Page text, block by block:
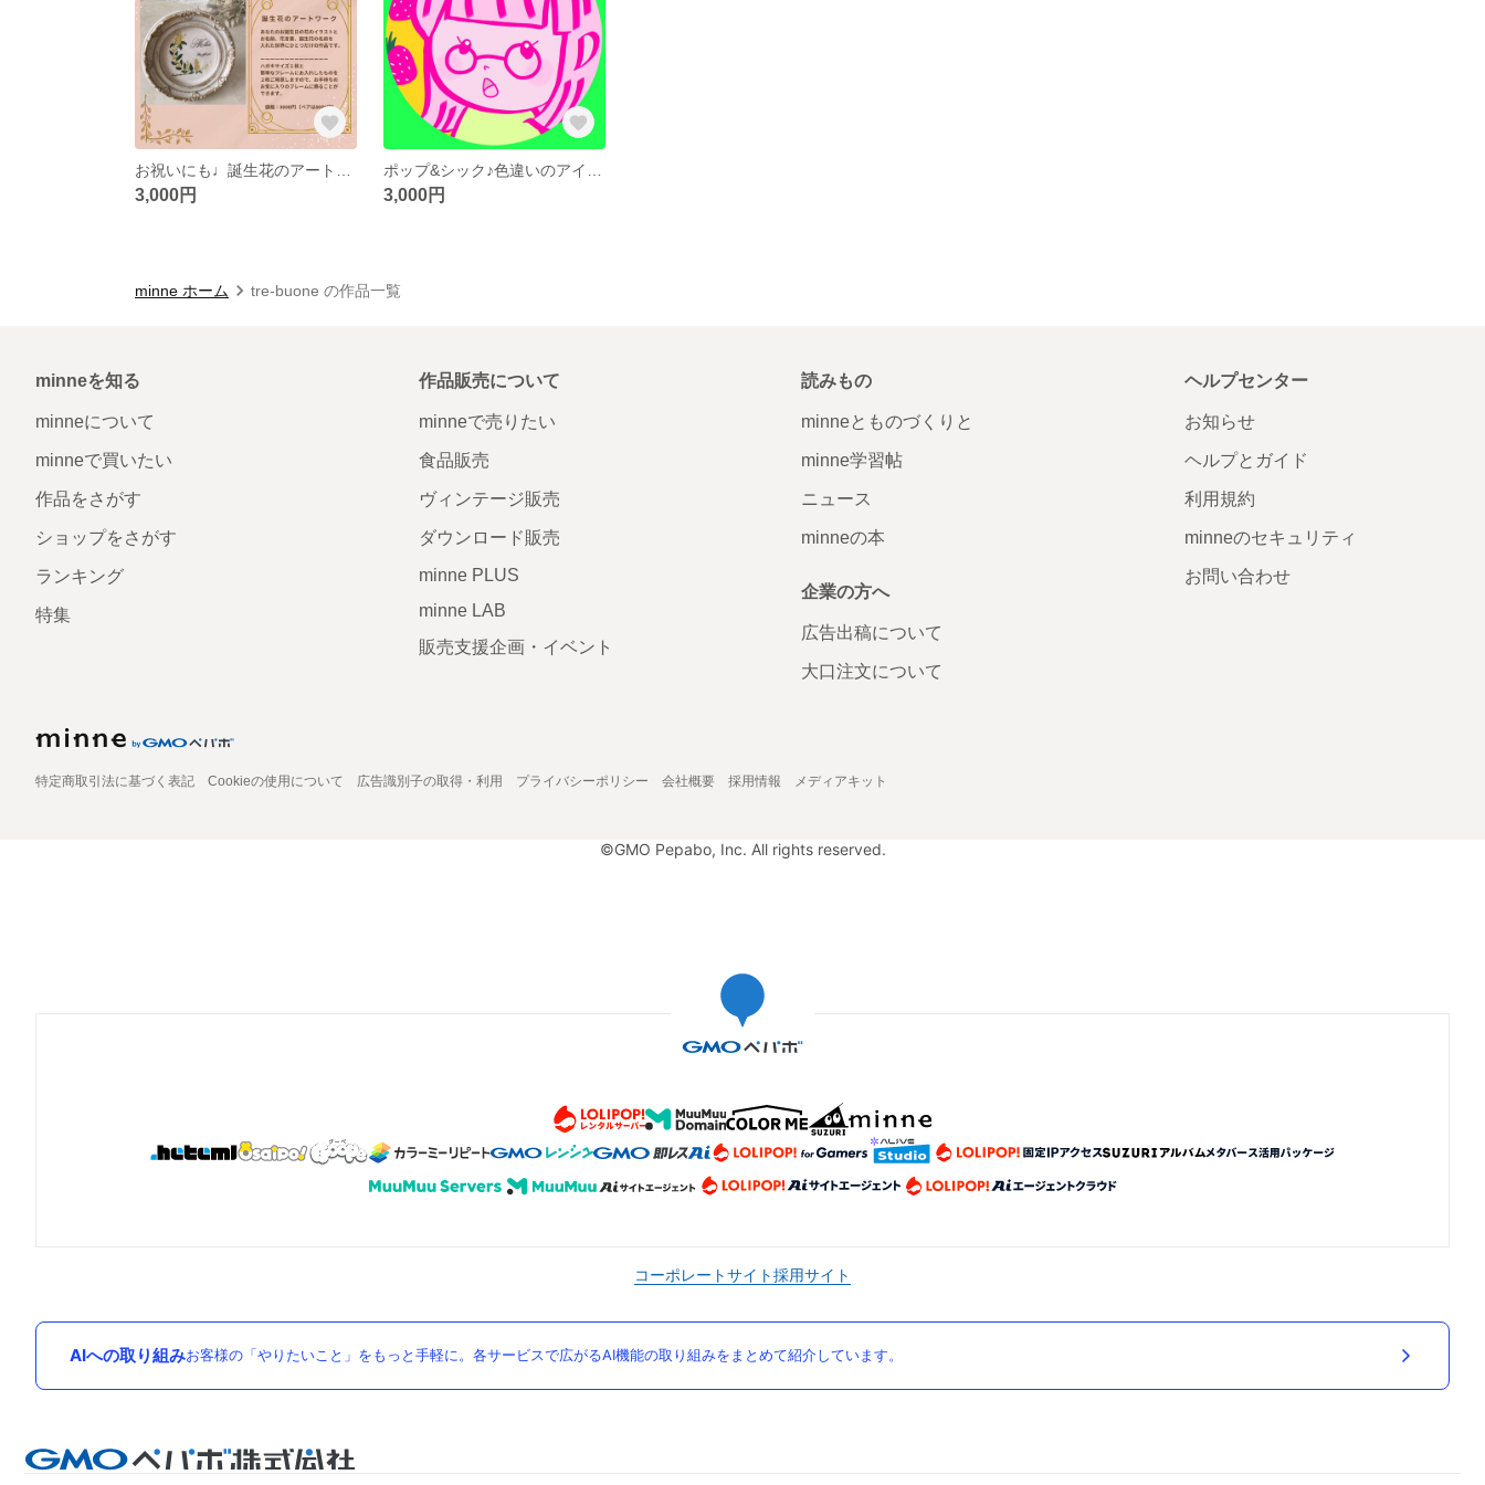
3,000円 3,000円
minne ホーム tre-buone の作品一覧
minneを知る
minneについて
minneで買いたい
作品をさがす
ショップをさがす
ランキング
特集
作品販売について
minneで売りたい
食品販売
ヴィンテージ販売
ダウンロード販売
minne PLUS
minne LAB
販売支援企画・イベント
読みもの
minneとものづくりと
minne学習帖
ニュース
minneの本
企業の方へ
広告出稿について
大口注文について
ヘルプセンター
お知らせ
ヘルプとガイド
利用規約
minneのセキュリティ
お問い合わせ
特定商取引法に基づく表記 Cookieの使用について 広告識別子の取得・利用 プライバシーポリシー 会社概要 採用情報 メディアキット
©GMO Pepabo, Inc. All rights reserved.
コーポレートサイト採用サイト
AIへの取り組みお客様の「やりたいこと」をもっと手軽に。各サービスで広がるAI機能の取り組みをまとめて紹介しています。